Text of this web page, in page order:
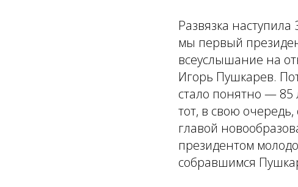
Развязка
мы первый
всеуслышание на
Игорь Пушкарев.
стало понятно — 85
тот, в свою
главой
президентом
собравшимся